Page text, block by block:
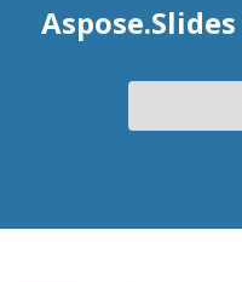
Aspose.Slides